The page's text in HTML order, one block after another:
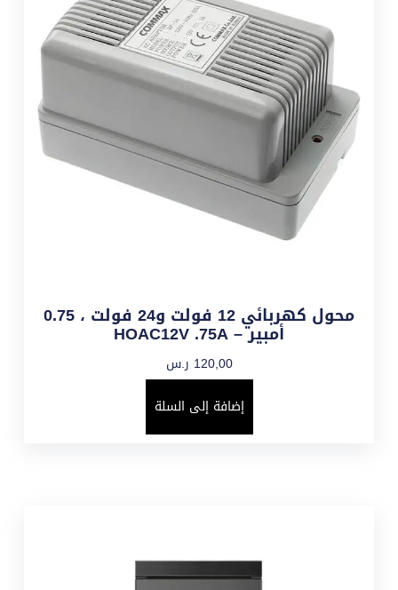
محول كهربائي 12 فولت و24 فولت ، 0.75
أمبير – HOAC12V .75A
120,00 ر.س
إضافة إلى السلة